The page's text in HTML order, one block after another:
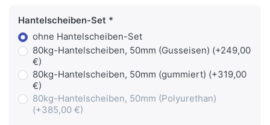
Hantelscheiben-Set
ohne Hantelscheiben-Set
80kg-Hantelscheiben, 50mm (Gusseisen) (+249,00
€)
80kg-Hantelscheiben, 50mm (gummiert) (+319,00
€)
80kg-Hantelscheiben, 50mm (Polyurethan)
(+385,00 €)